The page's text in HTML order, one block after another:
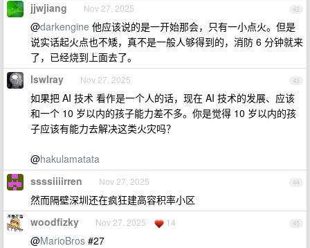
42
jjwjiang Nov 27, 2025
@darkengine 他应该说的是一开始那会，只有一小点火。但是
说实话起火点也不矮，真不是一般人够得到的，消防 6 分钟就来
了，已经烧到上面去了。
43
lswlray Nov 27, 2025
如果把 AI 技术 看作是一个人的话，现在 AI 技术的发展、应该
和一个 10 岁以内的孩子能力差不多。你是觉得 10 岁以内的孩
子应该有能力去解决这类火灾吗？
@hakulamatata
44
ssssiiiirren Nov 27, 2025
然而隔壁深圳还在疯狂建高容积率小区
45
woodfizky Nov 27, 2025 14
@MarioBros #27